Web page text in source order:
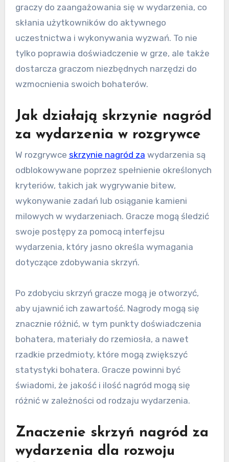
graczy do zaangażowania się w wydarzenia, co
skłania użytkowników do aktywnego
uczestnictwa i wykonywania wyzwań. To nie
tylko poprawia doświadczenie w grze, ale także
dostarcza graczom niezbędnych narzędzi do
wzmocnienia swoich bohaterów.
Jak działają skrzynie nagród
za wydarzenia w rozgrywce
W rozgrywce skrzynie nagród za wydarzenia są
odblokowywane poprzez spełnienie określonych
kryteriów, takich jak wygrywanie bitew,
wykonywanie zadań lub osiąganie kamieni
milowych w wydarzeniach. Gracze mogą śledzić
swoje postępy za pomocą interfejsu
wydarzenia, który jasno określa wymagania
dotyczące zdobywania skrzyń.
Po zdobyciu skrzyń gracze mogą je otworzyć,
aby ujawnić ich zawartość. Nagrody mogą się
znacznie różnić, w tym punkty doświadczenia
bohatera, materiały do rzemiosła, a nawet
rzadkie przedmioty, które mogą zwiększyć
statystyki bohatera. Gracze powinni być
świadomi, że jakość i ilość nagród mogą się
różnić w zależności od rodzaju wydarzenia.
Znaczenie skrzyń nagród za
wydarzenia dla rozwoju